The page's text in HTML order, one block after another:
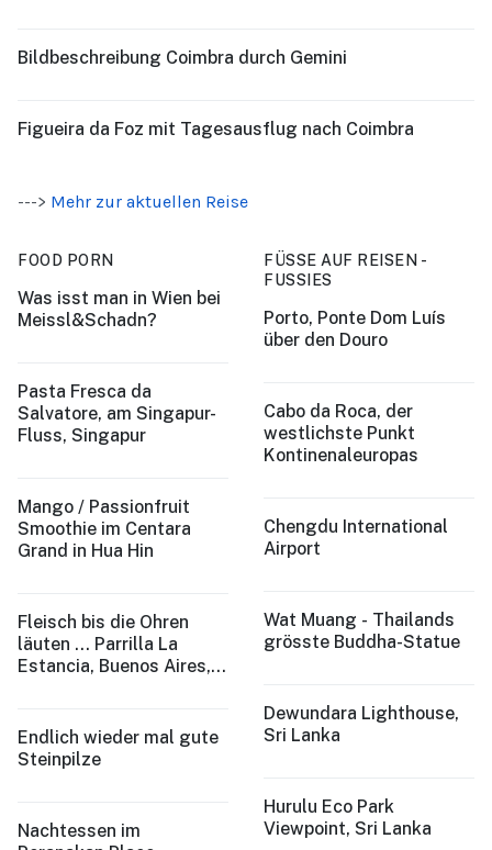
Bildbeschreibung Coimbra durch Gemini
Figueira da Foz mit Tagesausflug nach Coimbra
---> Mehr zur aktuellen Reise
FOOD PORN
Was isst man in Wien bei
Meissl&Schadn?
Pasta Fresca da
Salvatore, am Singapur-
Fluss, Singapur
Mango / Passionfruit
Smoothie im Centara
Grand in Hua Hin
Fleisch bis die Ohren
läuten ... Parrilla La
Estancia, Buenos Aires,
Endlich wieder mal gute
Steinpilze
Nachtessen im
FÜSSE AUF REISEN -
FUSSIES
Porto, Ponte Dom Luís
über den Douro
Cabo da Roca, der
westlichste Punkt
Kontinenaleuropas
Chengdu International
Airport
Wat Muang - Thailands
grösste Buddha-Statue
Dewundara Lighthouse,
Sri Lanka
Hurulu Eco Park
Viewpoint, Sri Lanka